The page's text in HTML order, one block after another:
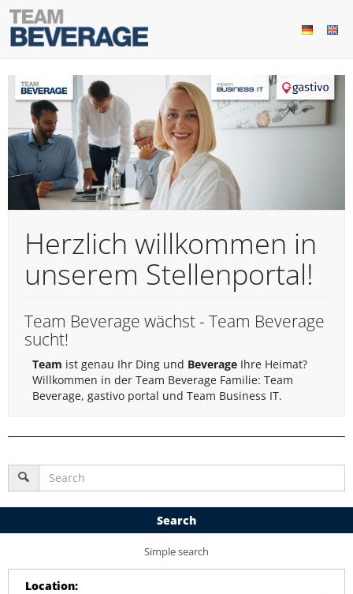
Herzlich willkommen in
unserem Stellenportal!
Team Beverage wächst - Team Beverage
sucht!
Team ist genau Ihr Ding und Beverage Ihre Heimat?
Willkommen in der Team Beverage Familie: Team
Beverage, gastivo portal und Team Business IT.
Search
Simple search
Location: